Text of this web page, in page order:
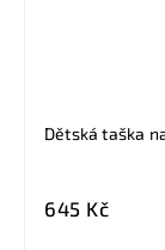
Dětská taška
645 Kč